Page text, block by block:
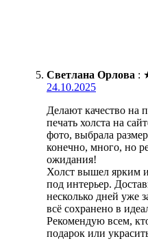
Светлана Орлова :
24.10.2025
Делают качество на
печать холста на
фото, выбрала
конечно, много, но
ожидания!
Холст вышел ярким
под интерьер.
несколько дней уже
всё сохранено в
Рекомендую всем,
подарок или